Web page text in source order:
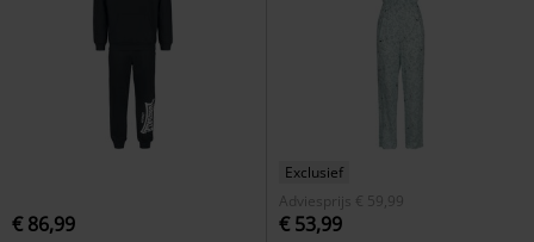
€ 86,99
Exclusief
Adviesprijs
€ 59,99
€ 53,99